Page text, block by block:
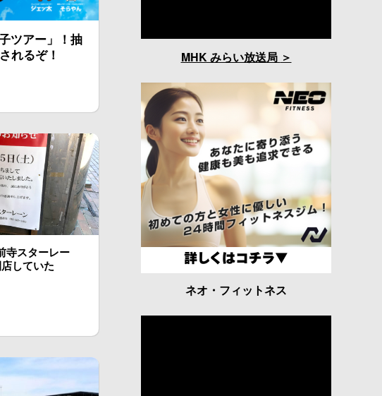
ツアー」！抽
れるぞ！
寺スターレー
していた
MHK みらい放送局
ネオ・フィットネス